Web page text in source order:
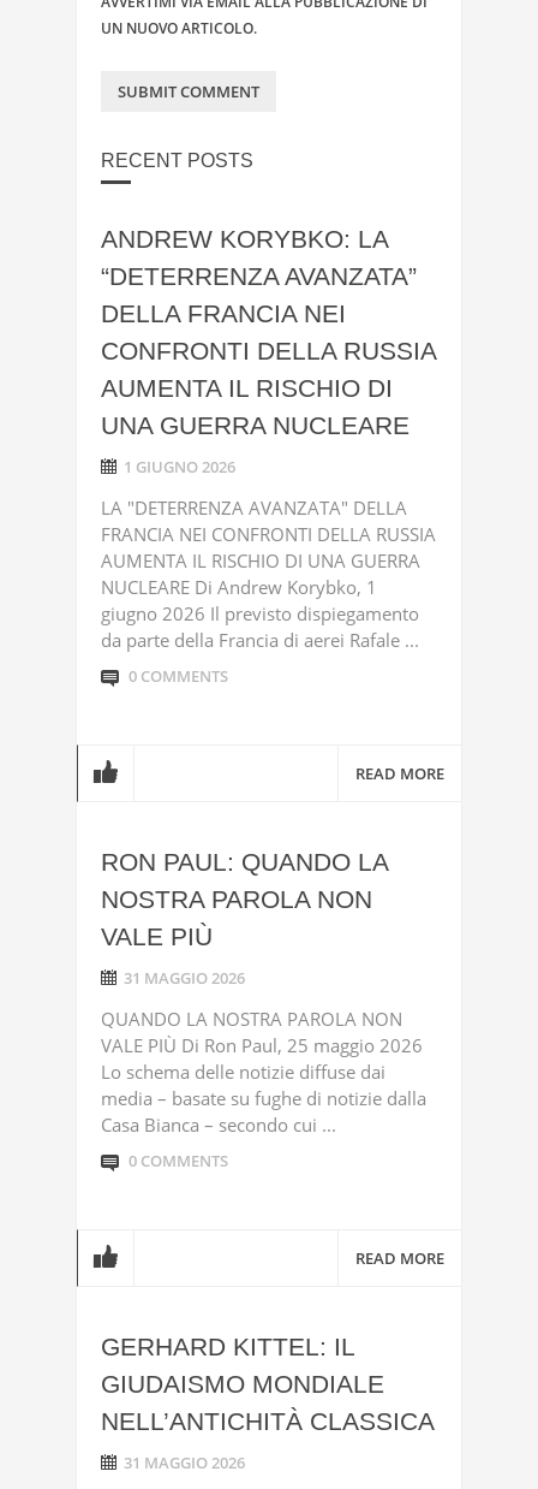
UN NUOVO ARTICOLO.
RECENT POSTS
ANDREW KORYBKO: LA
“DETERRENZA AVANZATA”
DELLA FRANCIA NEI
CONFRONTI DELLA RUSSIA
AUMENTA IL RISCHIO DI
UNA GUERRA NUCLEARE
1 GIUGNO 2026
LA "DETERRENZA AVANZATA" DELLA
FRANCIA NEI CONFRONTI DELLA RUSSIA
AUMENTA IL RISCHIO DI UNA GUERRA
NUCLEARE Di Andrew Korybko, 1
giugno 2026 Il previsto dispiegamento
da parte della Francia di aerei Rafale ...
0 COMMENTS
READ MORE
RON PAUL: QUANDO LA
NOSTRA PAROLA NON
VALE PIÙ
31 MAGGIO 2026
QUANDO LA NOSTRA PAROLA NON
VALE PIÙ Di Ron Paul, 25 maggio 2026
Lo schema delle notizie diffuse dai
media – basate su fughe di notizie dalla
Casa Bianca – secondo cui ...
0 COMMENTS
READ MORE
GERHARD KITTEL: IL
GIUDAISMO MONDIALE
NELL’ANTICHITÀ CLASSICA
31 MAGGIO 2026